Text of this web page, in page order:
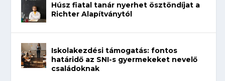
Húsz fiatal tanár nyerhet ösztöndíjat a
Richter Alapítványtól
Iskolakezdési támogatás: fontos
határidő az SNI-s gyermekeket nevelő
családoknak